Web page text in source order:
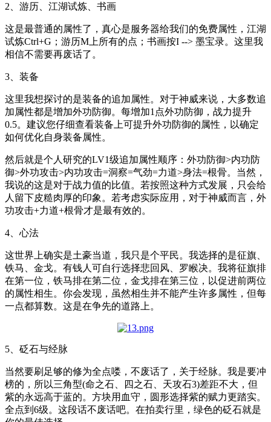
2、游历、江湖试炼、书画
这是最普通的属性了，真心是服务器给我们的免费属性，江湖
试炼Ctrl+G；游历M上所有的点；书画按I --> 墨宝录。这里我
相信不需要再废话了。
3、装备
这里我想探讨的是装备的追加属性。对于神威来说，大多数追
加属性都是增加外功防御。每增加1点外功防御，战力提升
0.5。建议您仔细查看装备上可提升外功防御的属性，以确定
如何优化自身装备属性。
然后就是个人研究的LV1级追加属性顺序：外功防御>内功防
御>外功攻击>内功攻击=洞察=气劲=力道>身法=根骨。当然，
我说的这是对于战力值的比值。若按照这种方式发展，只会给
人留下皮糙肉厚的印象。若考虑实际应用，对于神威而言，外
功攻击+力道+根骨才是最有效的。
4、心法
这世界上确实是土豪当道，我只是个平民。我选择的是征旗、
铁马、金戈。有钱人可自行选择悲回风、罗睺决。我将征旗排
在第一位，铁马排在第二位，金戈排在第三位，以促进前两位
的属性相生。你会发现，虽然相生并不能产生许多属性，但每
一点都算数。这是在争先的道路上。
5、砭石与经脉
当然要刷足够的修为全点喽，不废话了，关于经脉。我是要冲
榜的，所以三角型(命之石、四之石、天攻石3)差距不大，但
紫的永远高于蓝的。方块用血守，圆形选择紫的赋力更踏实。
全点到6级。这段话不废话吧。在拍卖行里，绿色的砭石就是